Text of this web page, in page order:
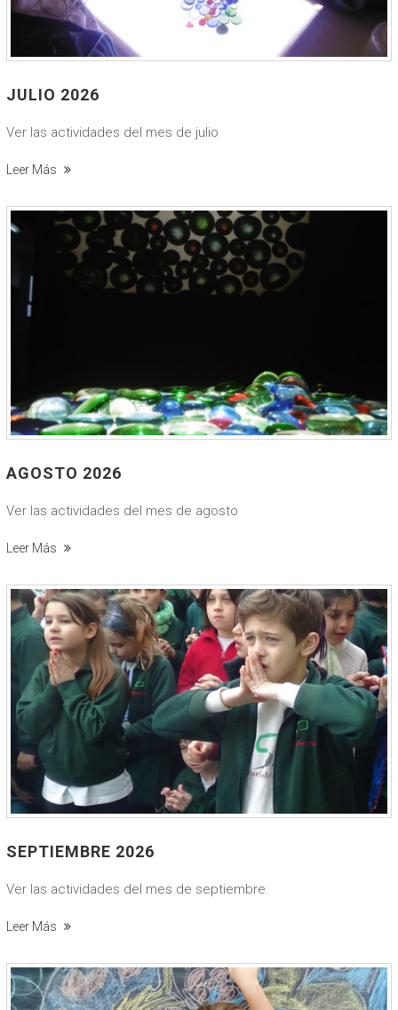
JULIO 2026
Ver las actividades del mes de julio
Leer Más
AGOSTO 2026
Ver las actividades del mes de agosto
Leer Más
SEPTIEMBRE 2026
Ver las actividades del mes de septiembre
Leer Más